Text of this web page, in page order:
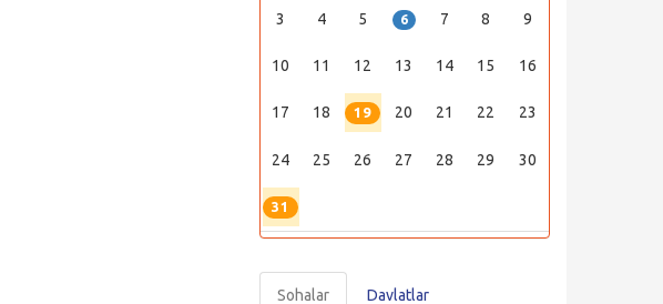
3 4 5 6 7 8 9
10 11 12 13 14 15 16
17 18 19 20 21 22 23
24 25 26 27 28 29 30
31
Sohalar Davlatlar